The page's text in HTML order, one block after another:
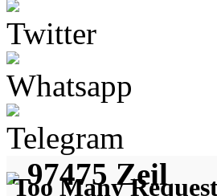
Twitter
Whatsapp
Telegram
97475 Zeil